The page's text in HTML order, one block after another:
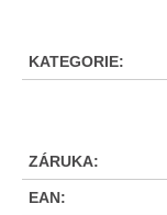
KATEGORIE:
ZÁRUKA:
EAN: